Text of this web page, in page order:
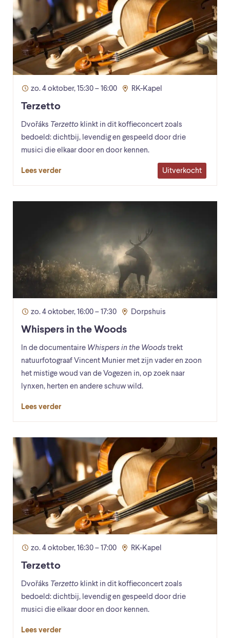
zo. 4 oktober, 15:30 – 16:00 RK-Kapel
Terzetto
Dvořáks Terzetto klinkt in dit koffieconcert zoals
bedoeld: dichtbij, levendig en gespeeld door drie
musici die elkaar door en door kennen.
Lees verder Uitverkocht
zo. 4 oktober, 16:00 – 17:30 Dorpshuis
Whispers in the Woods
In de documentaire Whispers in the Woods trekt
natuurfotograaf Vincent Munier met zijn vader en zoon
het mistige woud van de Vogezen in, op zoek naar
lynxen, herten en andere schuw wild.
Lees verder
zo. 4 oktober, 16:30 – 17:00 RK-Kapel
Terzetto
Dvořáks Terzetto klinkt in dit koffieconcert zoals
bedoeld: dichtbij, levendig en gespeeld door drie
musici die elkaar door en door kennen.
Lees verder